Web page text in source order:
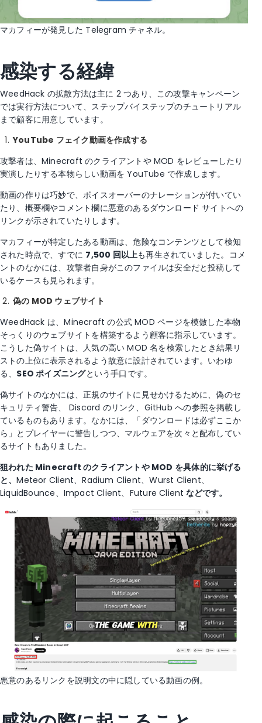
マカフィーが発見した Telegram チャネル。
感染する経緯
WeedHack の拡散方法は主に 2 つあり、この攻撃キャンペーン
では実行方法について、ステップバイステップのチュートリアル
まで顧客に用意しています。
YouTube フェイク動画を作成する
攻撃者は、Minecraft のクライアントや MOD をレビューしたり
実演したりする本物らしい動画を YouTube で作成します。
動画の作りは巧妙で、ボイスオーバーのナレーションが付いてい
たり、概要欄やコメント欄に悪意のあるダウンロード サイトへの
リンクが示されていたりします。
マカフィーが特定したある動画は、危険なコンテンツとして検知
された時点で、すでに 7,500 回以上も再生されていました。コメ
ントのなかには、攻撃者自身がこのファイルは安全だと投稿して
いるケースも見られます。
偽の MOD ウェブサイト
WeedHack は、Minecraft の公式 MOD ページを模倣した本物
そっくりのウェブサイトを構築するよう顧客に指示しています。
こうした偽サイトは、人気の高い MOD 名を検索したとき結果リ
ストの上位に表示されるよう故意に設計されています。いわゆ
る、 SEO ポイズニングという手口です。
偽サイトのなかには、正規のサイトに見せかけるために、偽のセ
キュリティ警告、 Discord のリンク、GitHub への参照を掲載し
ているものもあります。なかには、「ダウンロードは必ずここか
ら」とプレイヤーに警告しつつ、マルウェアを次々と配布してい
るサイトもありました。
狙われた Minecraft のクライアントや MOD を具体的に挙げる
と、Meteor Client、Radium Client、Wurst Client、
LiquidBounce、Impact Client、Future Client などです。
悪意のあるリンクを説明文の中に隠している動画の例。